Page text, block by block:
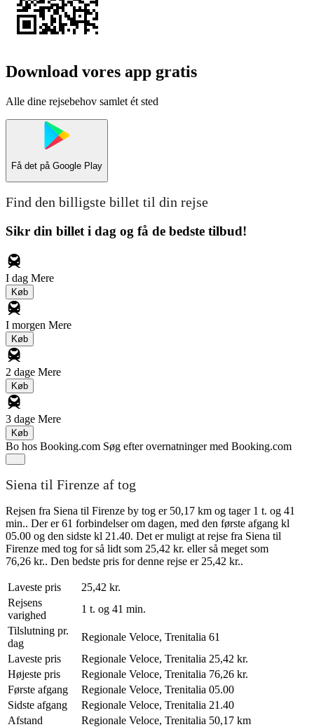
Download vores app gratis
Alle dine rejsebehov samlet ét sted
Få det på Google Play
Find den billigste billet til din rejse
Sikr din billet i dag og få de bedste tilbud!
I dag Mere
Køb
I morgen Mere
Køb
2 dage Mere
Køb
3 dage Mere
Køb
Bo hos Booking.com Søg efter overnatninger med Booking.com
Siena til Firenze af tog
Rejsen fra Siena til Firenze by tog er 50,17 km og tager 1 t. og 41
min.. Der er 61 forbindelser om dagen, med den første afgang kl
05.00 og den sidste kl 21.40. Det er muligt at rejse fra Siena til
Firenze med tog for så lidt som 25,42 kr. eller så meget som
76,26 kr.. Den bedste pris for denne rejse er 25,42 kr..
Laveste pris
25,42 kr.
Rejsens
varighed
1 t. og 41 min.
Tilslutning pr.
dag
Regionale Veloce, Trenitalia 61
Laveste pris
Regionale Veloce, Trenitalia 25,42 kr.
Højeste pris
Regionale Veloce, Trenitalia 76,26 kr.
Første afgang
Regionale Veloce, Trenitalia 05.00
Sidste afgang
Regionale Veloce, Trenitalia 21.40
Afstand
Regionale Veloce, Trenitalia 50,17 km